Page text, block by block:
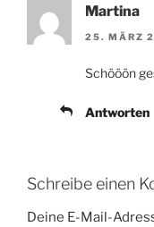
Martina
25. MÄRZ
Schööön
Antworten
Schreibe einen
Deine E-Mail-